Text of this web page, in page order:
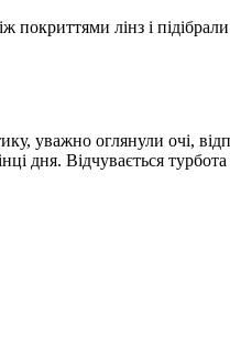
лінз і
уважно оглянули очі,
дня. Відчувається